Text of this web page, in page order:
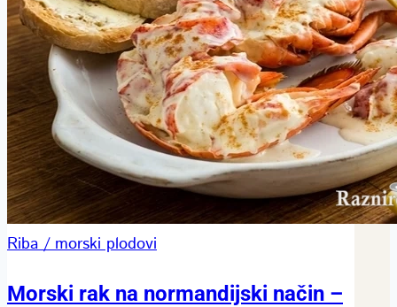
Riba / morski plodovi
Morski rak na normandijski način –